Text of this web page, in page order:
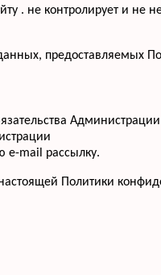
. не контролирует и не
предоставляемых
e-mail рассылку.
Политики